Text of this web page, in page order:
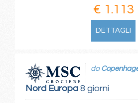
€ 1.113
DETTAGLI
Nord Europa8 giorni
da